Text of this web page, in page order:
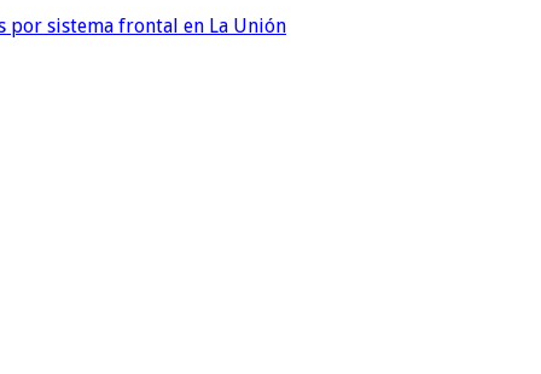
por sistema frontal en La Unión